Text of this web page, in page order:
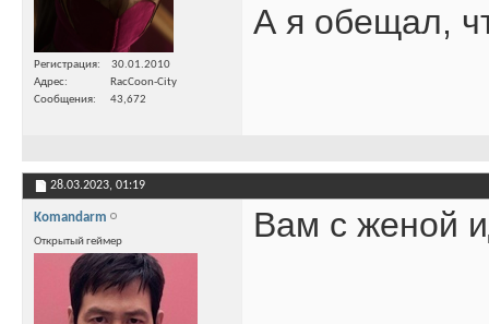
Регистрация
30.01.2010
Адрес
RacCoon-City
Сообщения
43,672
А я обещал,
28.03.2023, 01:19
Komandarm
Открытый геймер Вам с женой